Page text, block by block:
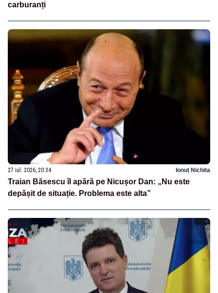
carburanți
27 iul. 2026, 20:34 Ionuț Nichita
Traian Băsescu îl apără pe Nicușor Dan: „Nu este
depășit de situație. Problema este alta”